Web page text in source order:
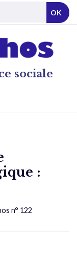
sociale
OK
:
n° 122